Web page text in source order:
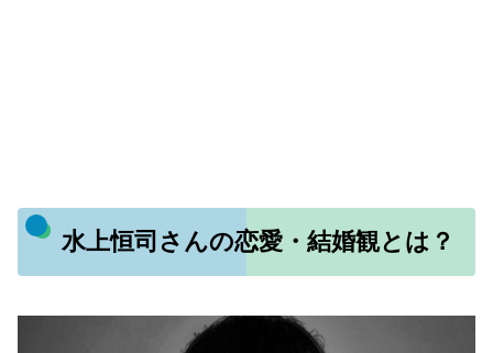
水上恒司さんの恋愛・結婚観とは？